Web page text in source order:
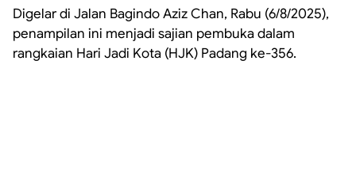
Digelar di Jalan Bagindo Aziz Chan, Rabu (6/8/2025),
penampilan ini menjadi sajian pembuka dalam
rangkaian Hari Jadi Kota (HJK) Padang ke-356.